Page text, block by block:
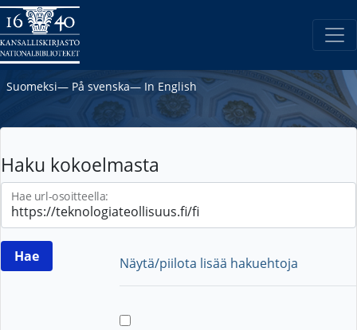
Suomeksi― På svenska― In English
Haku kokoelmasta
Hae url-osoitteella:
Näytä/piilota lisää hakuehtoja